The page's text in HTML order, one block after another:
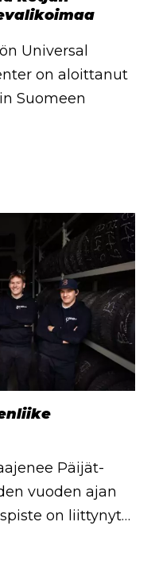
Universal
on aloittanut
Suomeen
Päijät-
vuoden ajan
on liittynyt…